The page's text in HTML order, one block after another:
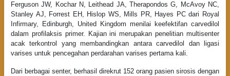
Ferguson JW, Kochar N, Leithead JA, Therapondos G, McAvoy NC,
Stanley AJ, Forrest EH, Hislop WS, Mills PR, Hayes PC dari Royal
Infirmary, Edinburgh, United Kingdom menilai keefektifan carvedilol
dalam profilaksis primer. Kajian ini merupakan penelitian multisenter
acak terkontrol yang membandingkan antara carvedilol dan ligasi
varises untuk pencegahan perdarahan varises pertama kali.
Dari berbagai senter, berhasil direkrut 152 orang pasien sirosis dengan